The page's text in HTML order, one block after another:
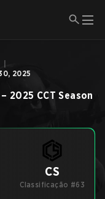
2025
– 2025 CCT Season
CS
Classificação #63